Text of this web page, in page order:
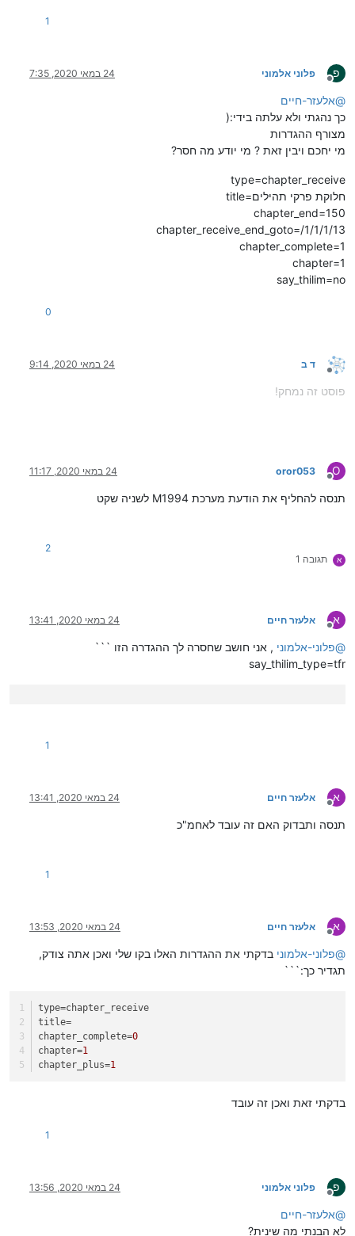
1
פ
מנותק
פלוני אלמוני 24 במאי 2020, 7:35
@אלעזר-חיים
כך נהגתי ולא עלתה בידי:(
מצורף ההגדרות
מי יחכם ויבין זאת ? מי יודע מה חסר?
type=chapter_receive
title=חלוקת פרקי תהילים
chapter_end=150
chapter_receive_end_goto=/1/1/1/13
chapter_complete=1
chapter=1
say_thilim=no
0
מנותק
ד ב 24 במאי 2020, 9:14
פוסט זה נמחק!
O
מנותק
oror053 24 במאי 2020, 11:17
תנסה להחליף את הודעת מערכת M1994 לשניה שקט
א תגובה 1
2
א
מנותק
אלעזר חיים 24 במאי 2020, 13:41
@פלוני-אלמוני , אני חושב שחסרה לך ההגדרה הזו ```
say_thilim_type=tfr
1
א
מנותק
אלעזר חיים 24 במאי 2020, 13:41
תנסה ותבדוק האם זה עובד לאחמ"כ
1
א
מנותק
אלעזר חיים 24 במאי 2020, 13:53
@פלוני-אלמוני בדקתי את ההגדרות האלו בקו שלי ואכן אתה צודק,
תגדיר כך:```
type=chapter_receive
title=
chapter_complete=0
chapter=1
chapter_plus=1
בדקתי זאת ואכן זה עובד
1
פ
מנותק
פלוני אלמוני 24 במאי 2020, 13:56
@אלעזר-חיים
לא הבנתי מה שינית?